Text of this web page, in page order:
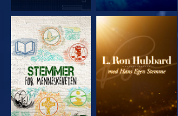
UTFORSK SERIEN UTFORSK SERIEN